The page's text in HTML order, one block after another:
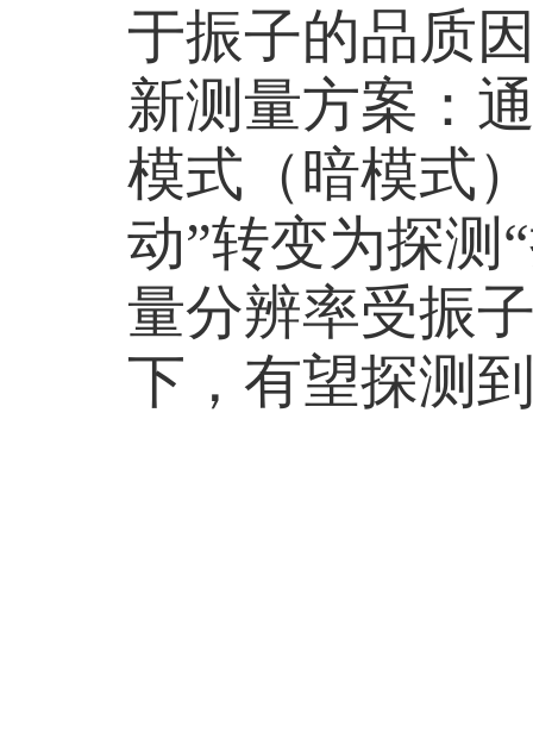
于振子的品质
新测量方案：
模式（暗模式
动”转变为探测
量分辨率受振
下，有望探测